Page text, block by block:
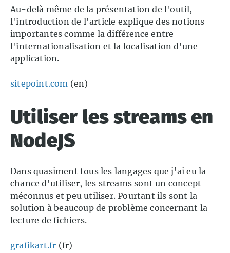
Au-delà même de la présentation de l'outil,
l'introduction de l'article explique des notions
importantes comme la différence entre
l'internationalisation et la localisation d'une
application.
sitepoint.com (en)
Utiliser les streams en
NodeJS
Dans quasiment tous les langages que j'ai eu la
chance d'utiliser, les streams sont un concept
méconnus et peu utiliser. Pourtant ils sont la
solution à beaucoup de problème concernant la
lecture de fichiers.
grafikart.fr (fr)